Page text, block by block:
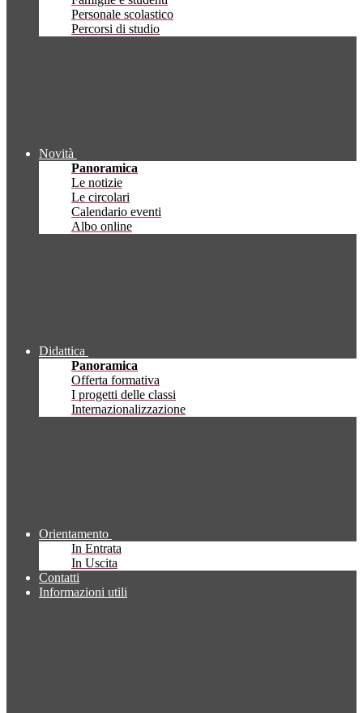
Personale scolastico
Percorsi di studio
Novità
Panoramica
Le notizie
Le circolari
Calendario eventi
Albo online
Didattica
Panoramica
Offerta formativa
I progetti delle classi
Internazionalizzazione
Orientamento
In Entrata
In Uscita
Contatti
Informazioni utili